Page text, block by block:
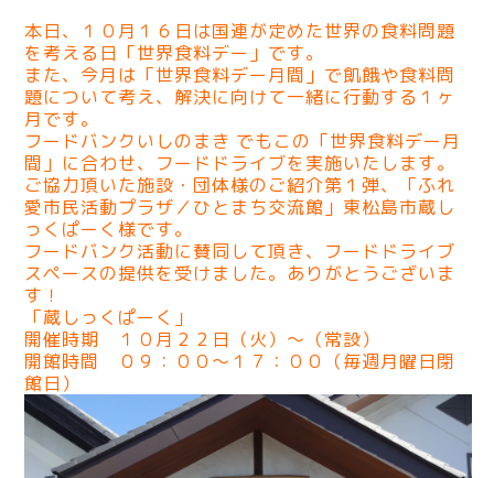
本日、１０月１６日は国連が定めた世界の食料問題
を考える日「世界食料デー」です。
また、今月は「世界食料デー月間」で飢餓や食料問
題について考え、解決に向けて一緒に行動する１ヶ
月です。
フードバンクいしのまき でもこの「世界食料デー月
間」に合わせ、フードドライブを実施いたします。
ご協力頂いた施設・団体様のご紹介第１弾、「ふれ
愛市民活動プラザ／ひとまち交流館」東松島市蔵し
っくぱーく様です。
フードバンク活動に賛同して頂き、フードドライブ
スペースの提供を受けました。ありがとうございま
す！
「蔵しっくぱーく」
開催時期 １０月２２日（火）〜（常設）
開館時間 ０９：００〜１７：００（毎週月曜日閉
館日）